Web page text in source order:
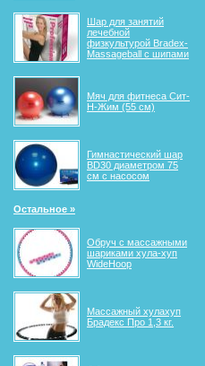
Шар для занятий
лечебной
физкультурой Bradex-
Massageball с шипами
Мяч для фитнеса Сит-
Н-Жим (55 см)
Гимнастический шар
BD30 диаметром 75
см с насосом
Остальное »
Обруч с массажными
шариками хула-хуп
WideHoop
Массажный хулахуп
Брадекс Про 1,3 кг.